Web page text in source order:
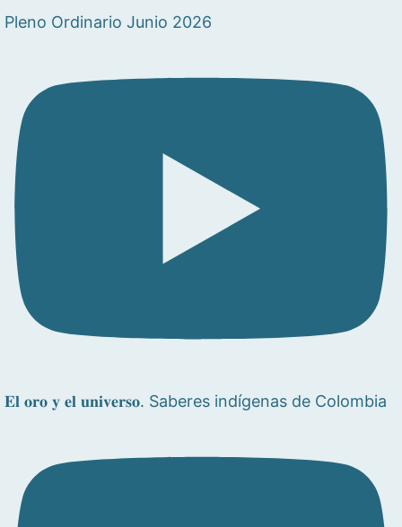
Pleno Ordinario Junio 2026
𝐄𝐥 𝐨𝐫𝐨 𝐲 𝐞𝐥 𝐮𝐧𝐢𝐯𝐞𝐫𝐬𝐨. Saberes indígenas de Colombia